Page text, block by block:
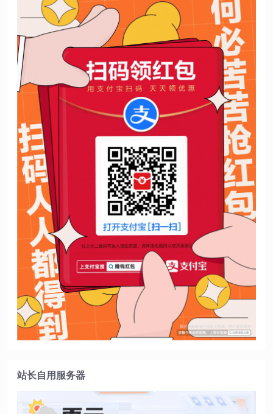
站长自用服务器